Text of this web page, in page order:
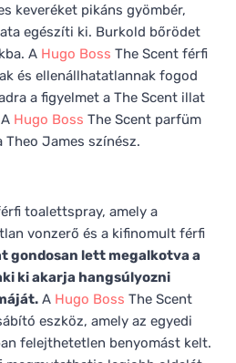
keveréket pikáns gyömbér,
egészíti ki. Burkold bőrödet
A Hugo Boss The Scent férfi
és ellenállhatatlannak fogod
a figyelmet a The Scent illat
Hugo Boss The Scent parfüm
Theo James színész.
toalettspray, amely a
vonzerő és a kifinomult férfi
gondosan lett megalkotva a
ki akarja hangsúlyozni
A Hugo Boss The Scent
eszköz, amely az egyedi
felejthetetlen benyomást kelt.